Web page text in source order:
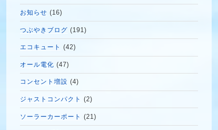
お知らせ (16)
つぶやきブログ (191)
エコキュート (42)
オール電化 (47)
コンセント増設 (4)
ジャストコンパクト (2)
ソーラーカーポート (21)